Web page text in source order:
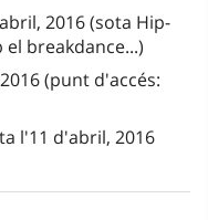
2016 (sota Hip-
breakdance...)
(punt d'accés:
l'11 d'abril, 2016